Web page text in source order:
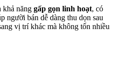
khả năng gấp gọn linh hoạt, có
người bán dễ dàng thu dọn sau
vị trí khác mà không tốn nhiều